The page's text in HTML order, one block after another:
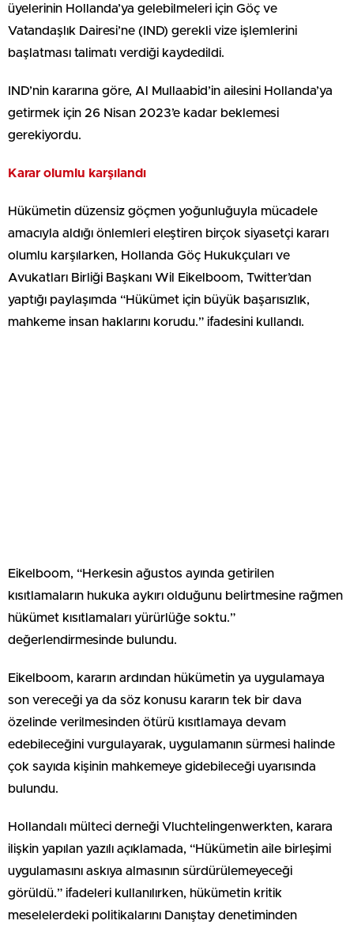
üyelerinin Hollanda’ya gelebilmeleri için Göç ve
Vatandaşlık Dairesi’ne (IND) gerekli vize işlemlerini
başlatması talimatı verdiği kaydedildi.
IND’nin kararına göre, Al Mullaabid’in ailesini Hollanda’ya
getirmek için 26 Nisan 2023’e kadar beklemesi
gerekiyordu.
Karar olumlu karşılandı
Hükümetin düzensiz göçmen yoğunluğuyla mücadele
amacıyla aldığı önlemleri eleştiren birçok siyasetçi kararı
olumlu karşılarken, Hollanda Göç Hukukçuları ve
Avukatları Birliği Başkanı Wil Eikelboom, Twitter’dan
yaptığı paylaşımda “Hükümet için büyük başarısızlık,
mahkeme insan haklarını korudu.” ifadesini kullandı.
Eikelboom, “Herkesin ağustos ayında getirilen
kısıtlamaların hukuka aykırı olduğunu belirtmesine rağmen
hükümet kısıtlamaları yürürlüğe soktu.”
değerlendirmesinde bulundu.
Eikelboom, kararın ardından hükümetin ya uygulamaya
son vereceği ya da söz konusu kararın tek bir dava
özelinde verilmesinden ötürü kısıtlamaya devam
edebileceğini vurgulayarak, uygulamanın sürmesi halinde
çok sayıda kişinin mahkemeye gidebileceği uyarısında
bulundu.
Hollandalı mülteci derneği Vluchtelingenwerkten, karara
ilişkin yapılan yazılı açıklamada, “Hükümetin aile birleşimi
uygulamasını askıya almasının sürdürülemeyeceği
görüldü.” ifadeleri kullanılırken, hükümetin kritik
meselelerdeki politikalarını Danıştay denetiminden